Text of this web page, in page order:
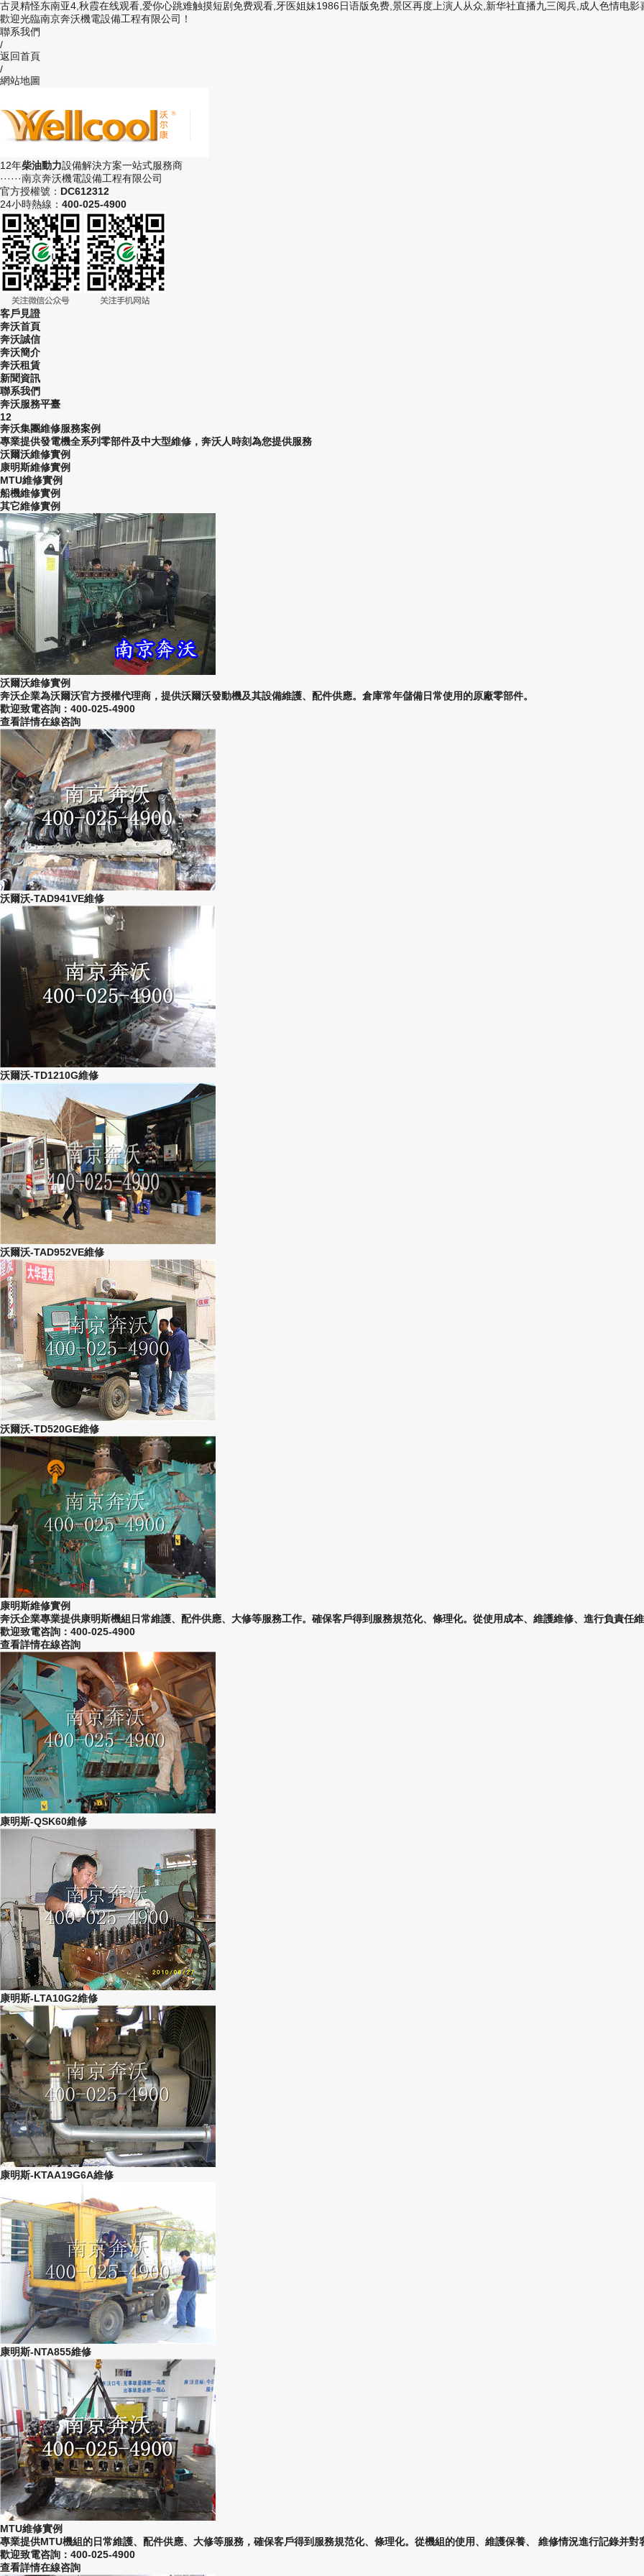
古灵精怪东南亚4,秋霞在线观看,爱你心跳难触摸短剧免费观看,牙医姐妹1986日语版免费,景区再度上演人从众,新华社直播九三阅兵,成人色情电影
歡迎光臨南京奔沃機電設備工程有限公司！
聯系我們
/
返回首頁
/
網站地圖
12年柴油動力設備解決方案一站式服務商
······南京奔沃機電設備工程有限公司
官方授權號： DC612312
24小時熱線： 400-025-4900
客戶見證
奔沃首頁
奔沃誠信
奔沃簡介
奔沃租賃
新聞資訊
聯系我們
奔沃服務平臺
12
奔沃集團維修服務案例
專業提供發電機全系列零部件及中大型維修，奔沃人時刻為您提供服務
沃爾沃維修實例
康明斯維修實例
MTU維修實例
船機維修實例
其它維修實例
沃爾沃維修實例
奔沃企業為沃爾沃官方授權代理商，提供沃爾沃發動機及其設備維護、配件供應。倉庫常年儲備日常使用的原廠零部件。
歡迎致電咨詢：400-025-4900
查看詳情在線咨詢
沃爾沃-TAD941VE維修
沃爾沃-TD1210G維修
沃爾沃-TAD952VE維修
沃爾沃-TD520GE維修
康明斯維修實例
奔沃企業專業提供康明斯機組日常維護、配件供應、大修等服務工作。確保客戶得到服務規范化、條理化。從使用成本、維護維修、進行負責任
歡迎致電咨詢：400-025-4900
查看詳情在線咨詢
康明斯-QSK60維修
康明斯-LTA10G2維修
康明斯-KTAA19G6A維修
康明斯-NTA855維修
MTU維修實例
專業提供MTU機組的日常維護、配件供應、大修等服務，確保客戶得到服務規范化、條理化。從機組的使用、維護保養、 維修情況進行記錄并
歡迎致電咨詢：400-025-4900
查看詳情在線咨詢